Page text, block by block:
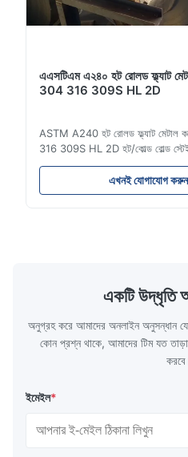
এএসটিএম এ২৪০ হট রোলড ফ্ল্যাট
304 316 309S HL 2D
ASTM A240 হট রোলড ফ্ল্যাট মেটাল
316 309S HL 2D হট/কোল্ড রোল্ড
স্ট্রিপ 304 316 309S 310 310S
A240 পণ্যের স্পেসিফিকেশন পণ্যের নাম
কয়েল / স্ট্রিপ স্পেসিফিকেশন বেধ: হট
এখনই যোগাযোগ করুন
একটি উদ্ধৃতি
অনুগ্রহ করে আমাদের অনলাইন অনুসন্ধান
কোন প্রশ্ন থাকে, আমাদের টিম যত
ইমেইল*